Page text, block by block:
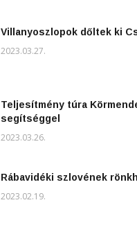
Villanyoszlopok dőltek ki
2023.03.27.
Teljesítmény túra
segítséggel
2023.03.26.
Rábavidéki szlovének
2023.02.19.